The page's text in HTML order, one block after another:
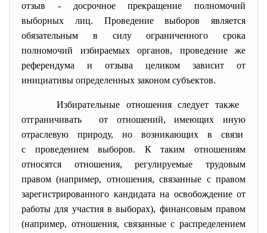
отзыв - досрочное прекращение полномочий
выборных лиц. Проведение выборов является
обязательным в силу ограниченного срока
полномочий избираемых органов, проведение же
референдума и отзыва целиком зависит от
инициативы определенных законом субъектов.
Избирательные отношения следует также
отграничивать от отношений, имеющих иную
отраслевую природу, но возникающих в связи
с проведением выборов. К таким отношениям
относятся отношения, регулируемые трудовым
правом (например, отношения, связанные с правом
зарегистрированного кандидата на освобождение от
работы для участия в выборах), финансовым правом
(например, отношения, связанные с распределением